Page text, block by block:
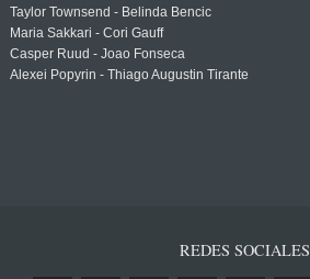
Taylor Townsend - Belinda Bencic
Maria Sakkari - Cori Gauff
Casper Ruud - Joao Fonseca
Alexei Popyrin - Thiago Augustin Tirante
REDES SOCIALES